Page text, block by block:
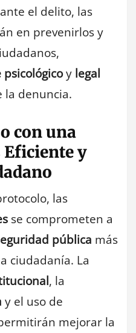
el delito, las
en prevenirlos y
y legal
la denuncia.
con una
Eficiente y
las
se comprometen a
pública más
ciudadanía. La
, la
y el uso de
mejorar la